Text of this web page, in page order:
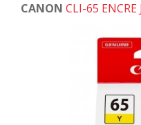
CANON CLI-65 ENCRE